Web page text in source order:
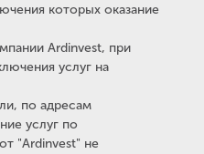
которых оказание
Ardinvest, при
услуг на
по адресам
услуг по
"Ardinvest" не